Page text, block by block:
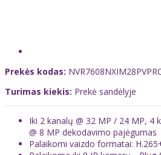
Prekės kodas:
Turimas kiekis: Prekė sandėlyje
Iki 2 kanalų @ 32 MP / 24 MP, 4
@ 8 MP dekodavimo pajėgumas
Palaikomi vaizdo formatai: